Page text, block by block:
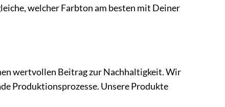
welcher Farbton am besten mit Deiner
wertvollen Beitrag zur Nachhaltigkeit. Wir
Produktionsprozesse. Unsere Produkte